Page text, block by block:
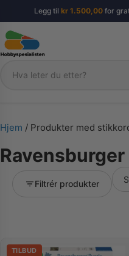
Legg til kr1.500,00for
Søk
Hjem / Produkter med
Filtrér produkter
TILBUD